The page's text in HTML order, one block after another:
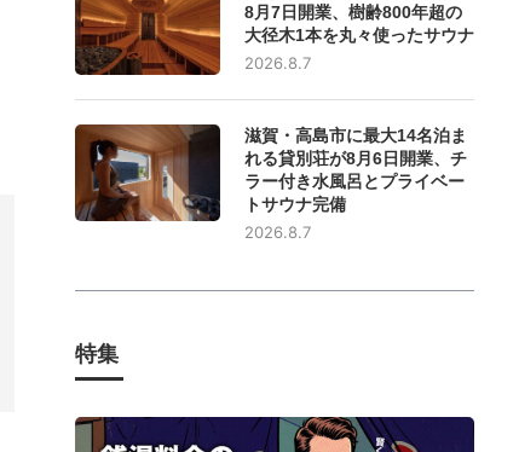
8月7日開業、樹齢800年超の
大径木1本を丸々使ったサウナ
2026.8.7
滋賀・高島市に最大14名泊ま
れる貸別荘が8月6日開業、チ
ラー付き水風呂とプライベー
トサウナ完備
2026.8.7
特集